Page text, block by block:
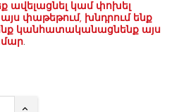
ավելացնել կամ փոխել
փաթեթում, խնդրում ենք
կանհատականացնենք այս
.